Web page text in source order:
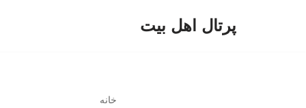
پرتال اهل بیت
خانه